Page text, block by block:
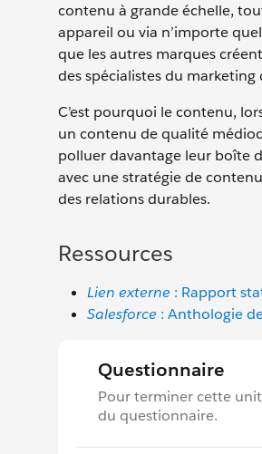
contenu à grande échelle,
appareil ou via n’importe
que les autres marques
des spécialistes du
C’est pourquoi le contenu,
un contenu de qualité
polluer davantage leur boîte
avec une stratégie de
des relations durables.
Ressources
Lien externe : Rapport
Salesforce : Anthologie